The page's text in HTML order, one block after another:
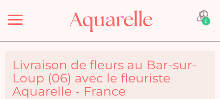
Menu 0
Livraison de fleurs au Bar-sur-
Loup (06) avec le fleuriste
Aquarelle - France